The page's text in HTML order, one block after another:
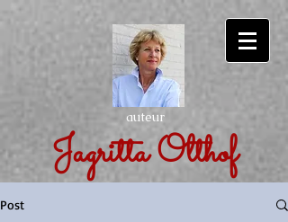
auteur
Jagritta Olthof
Post